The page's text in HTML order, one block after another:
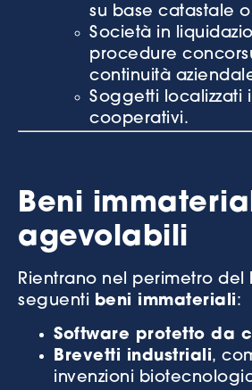
su base catastale
Società in
procedure
continuità
Soggetti localizzati
cooperativi.
Beni
agevolabili
Rientrano nel perimetro del
seguenti beni immateriali:
Software protetto da
Brevetti industriali,
invenzioni